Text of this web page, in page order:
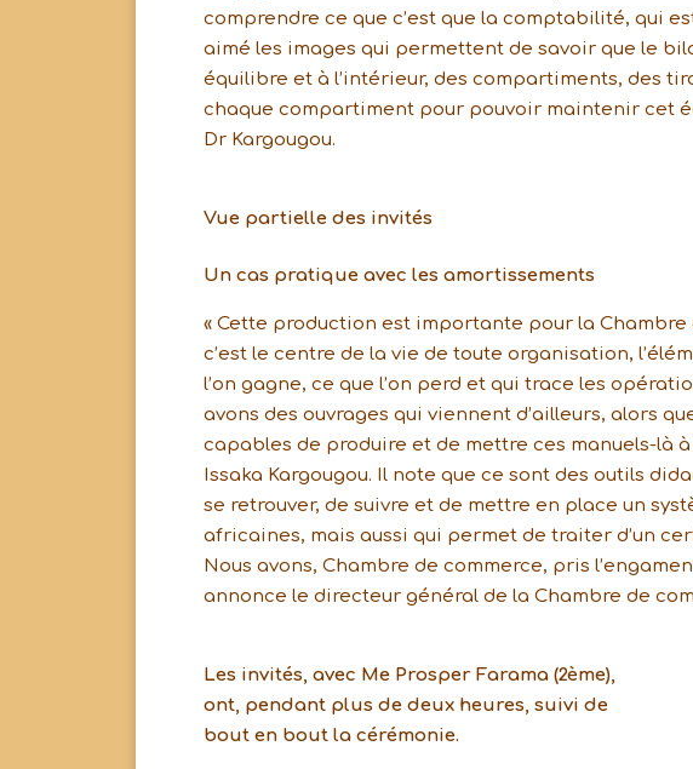
comprendre ce que c’est que la comptabilité, qui
aimé les images qui permettent de savoir que le
équilibre et à l’intérieur, des compartiments, des
chaque compartiment pour pouvoir maintenir cet
Dr Kargougou.
Vue partielle des invités
Un cas pratique avec les amortissements
« Cette production est importante pour la
c’est le centre de la vie de toute organisation,
l’on gagne, ce que l’on perd et qui trace les
avons des ouvrages qui viennent d’ailleurs, alors
capables de produire et de mettre ces manuels-là
Issaka Kargougou. Il note que ce sont des outils
se retrouver, de suivre et de mettre en place un
africaines, mais aussi qui permet de traiter d’un
Nous avons, Chambre de commerce, pris
annonce le directeur général de la Chambre de
Les invités, avec Me Prosper Farama (2ème),
ont, pendant plus de deux heures, suivi de
bout en bout la cérémonie.